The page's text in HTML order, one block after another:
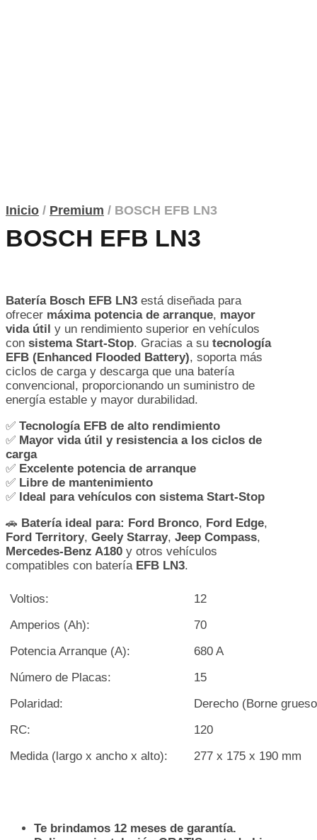
Inicio / Premium / BOSCH EFB LN3
BOSCH EFB LN3
Batería Bosch EFB LN3 está diseñada para
ofrecer máxima potencia de arranque, mayor
vida útil y un rendimiento superior en vehículos
con sistema Start-Stop. Gracias a su tecnología
EFB (Enhanced Flooded Battery), soporta más
ciclos de carga y descarga que una batería
convencional, proporcionando un suministro de
energía estable y mayor durabilidad.
✅ Tecnología EFB de alto rendimiento
✅ Mayor vida útil y resistencia a los ciclos de
carga
✅ Excelente potencia de arranque
✅ Libre de mantenimiento
✅ Ideal para vehículos con sistema Start-Stop
🚗 Batería ideal para: Ford Bronco, Ford Edge,
Ford Territory, Geely Starray, Jeep Compass,
Mercedes-Benz A180 y otros vehículos
compatibles con batería EFB LN3.
Voltios:
12
Amperios (Ah):
70
Potencia Arranque (A):
680 A
Número de Placas:
15
Polaridad:
Derecho (Borne
RC:
120
Medida (largo x ancho x alto):
277 x 175 x 190 mm
Te brindamos 12 meses de garantía.